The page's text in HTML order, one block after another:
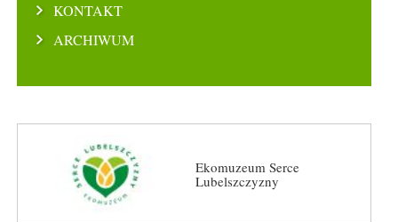
KONTAKT
ARCHIWUM
Ekomuzeum Serce
Lubelszczyzny